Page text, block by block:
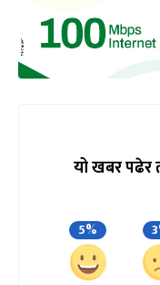
यो खबर पढेर
5%